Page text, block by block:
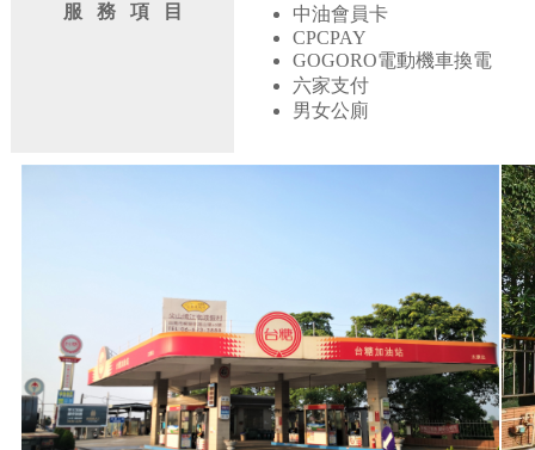
服 務 項 目
中油會員卡
CPCPAY
GOGORO電動機車換電
六家支付
男女公廁